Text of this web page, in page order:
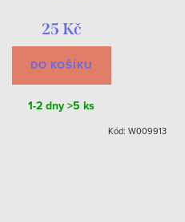
25 Kč
DO KOŠÍKU
1-2 dny>5 ks
Kód: W009913